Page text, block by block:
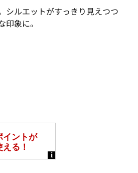
シルエットがすっきり見えつつ
象に。